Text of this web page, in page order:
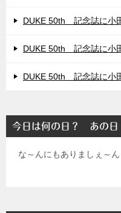
DUKE 50th 記念誌に小
DUKE 50th 記念誌に小
DUKE 50th 記念誌に小
今日は何の日？ あの
な～んにもありましぇ～ん